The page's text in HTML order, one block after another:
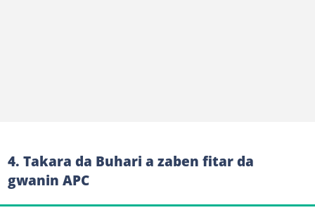
4. Takara da Buhari a zaben fitar da
gwanin APC